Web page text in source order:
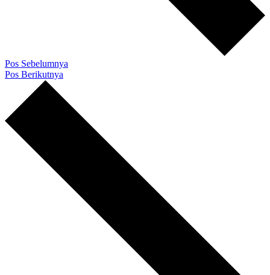
Pos Sebelumnya
Pos Berikutnya